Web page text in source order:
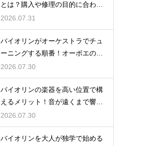
とは？購入や修理の目的に合わせ
た選び方
2026.07.31
バイオリンがオーケストラでチュ
ーニングする順番！オーボエの音
に合わせる
2026.07.30
バイオリンの楽器を高い位置で構
えるメリット！音が遠くまで響く
姿勢の作り方
2026.07.30
バイオリンを大人が独学で始める